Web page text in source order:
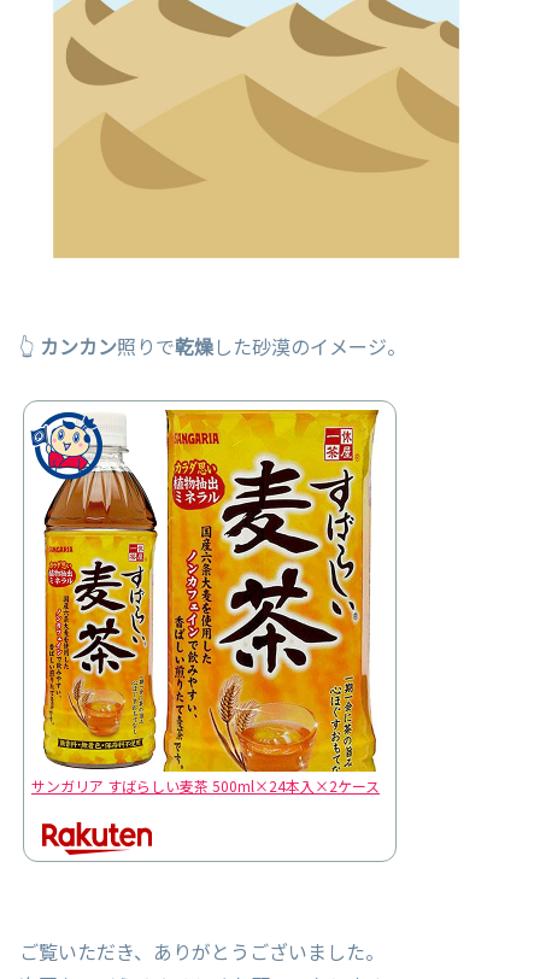
👆 カンカン照りで乾燥した砂漠のイメージ。
サンガリア すばらしい麦茶 500ml×24本入×2ケース
ご覧いただき、ありがとうございました。